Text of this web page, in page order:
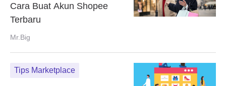
Cara Buat Akun Shopee
Terbaru
Mr.Big
Tips Marketplace